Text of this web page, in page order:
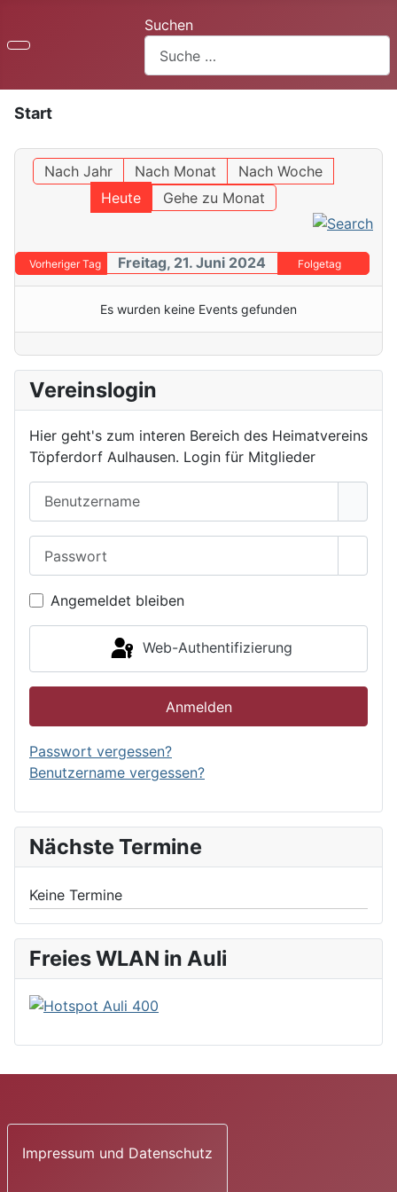
Suchen
Start
Nach Jahr Nach Monat
Nach Woche
Heute
Gehe zu Monat
Vorheriger Tag Freitag, 21. Juni 2024 Folgetag
Es wurden keine Events gefunden
Vereinslogin
Hier geht's zum interen Bereich des Heimatvereins
Töpferdorf Aulhausen. Login für Mitglieder
Angemeldet bleiben
Web-Authentifizierung
Anmelden
Passwort vergessen?
Benutzername vergessen?
Nächste Termine
Keine Termine
Freies WLAN in Auli
Impressum und Datenschutz